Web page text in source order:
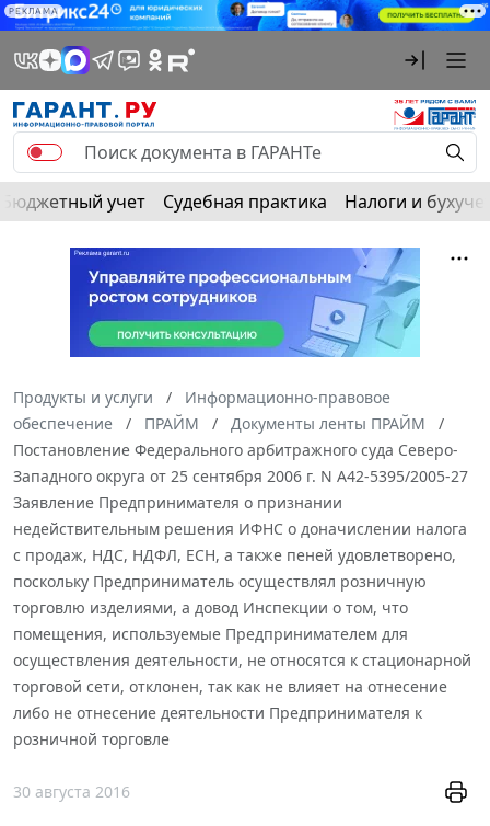
РЕКЛАМА
Бюджетный учет Судебная практика Налоги и
Продукты и услуги
Информационно-правовое
обеспечение
ПРАЙМ
Документы ленты ПРАЙМ
Постановление Федерального арбитражного суда Северо-
Западного округа от 25 сентября 2006 г. N А42-5395/2005-27
Заявление Предпринимателя о признании
недействительным решения ИФНС о доначислении налога
с продаж, НДС, НДФЛ, ЕСН, а также пеней удовлетворено,
поскольку Предприниматель осуществлял розничную
торговлю изделиями, а довод Инспекции о том, что
помещения, используемые Предпринимателем для
осуществления деятельности, не относятся к стационарной
торговой сети, отклонен, так как не влияет на отнесение
либо не отнесение деятельности Предпринимателя к
розничной торговле
30 августа 2016